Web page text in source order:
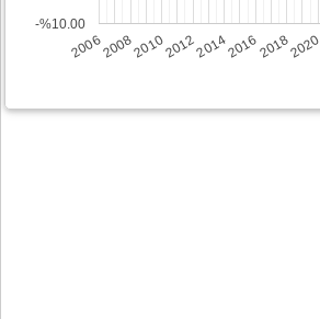
20062008201020122014201620182020
-%10.00